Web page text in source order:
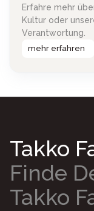
Erfahre mehr
Kultur oder
Verantwortung.
mehr erfahren
Takko
Finde
Takko